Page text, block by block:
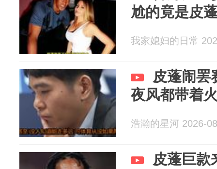
尬的竟是皮
我家媳妇的日常
皮蓬闹罢
夜风都带着
浩瀚的星河 2026-
皮蓬巨款